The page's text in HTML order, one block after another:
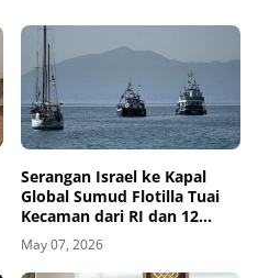
Serangan Israel ke Kapal
Global Sumud Flotilla Tuai
Kecaman dari RI dan 12
Negara
May 07, 2026